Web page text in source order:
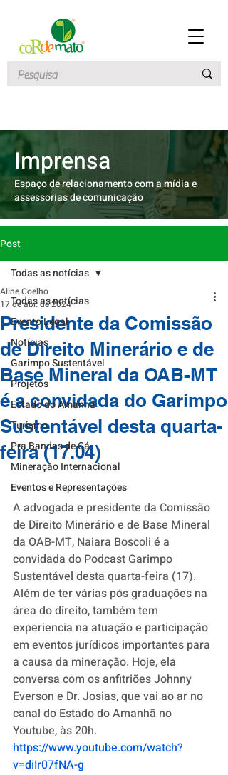
Imprensa
Espaço de relacionamento com a mídia e
assessorias de comunicação
Post
Todas as notícias
Evento Legal
Notícias
Garimpo Sustentável
Projetos
Estado do Amanhã
Turismo
Pra Bandas de Cá
Mineração Internacional
Eventos e Representações
Todas as notícias
Presidente da Comissão
de Direito Minerário e de
Base Mineral da OAB-MT
é a convidada do Garimpo
Sustentável desta quarta-
feira (17.04)
Aline Coelho
17 de abr. de 2024
A advogada e presidente da Comissão
de Direito Minerário e de Base Mineral
da OAB-MT, Naiara Boscoli é a
convidada do Podcast Garimpo
Sustentável desta quarta-feira (17).
Além de ter várias pós graduações na
área do direito, também tem
experiencia na atuação e participação
em eventos jurídicos importantes para
a causa da mineração. Hoje, ela
conversa com os anfitriões Johnny
Everson e Dr. Josias, que vai ao ar no
canal do Estado do Amanhã no
Youtube, às 20h.
https://www.youtube.com/watch?
v=diIr07fNA-g